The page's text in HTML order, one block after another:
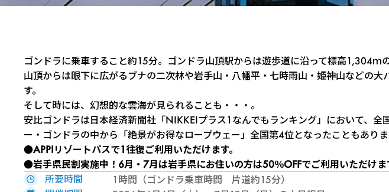
ゴンドラに乗車すること約15分。ゴンドラ山頂駅からは遊歩道に沿って標高1,304ｍ
山頂からは眼下に広がるブナの二次林や岩手山・八幡平・七時雨山・姫神山などの大
す。
そして時には、幻想的な雲海が見られることも・・・。
安比ゴンドラは日本経済新聞社「NIKKEIプラス1なんでもランキング」において、全
ー・ゴンドラの中から「絶景がお得なロープウェー」全国第4位となったこともありま
●APPIリゾートパスで1往復ご利用いただけます。
●岩手県民割実施中！ 6月・7月は岩手県にお住いの方は50％OFFでご利用いただけま
所要時間
1時間（ゴンドラ乗車時間 片道約15分）